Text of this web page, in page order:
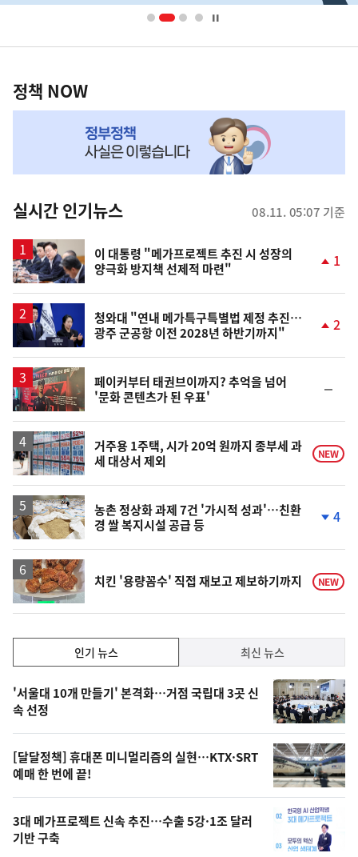
영
책
NOW,
뉴
스
정책 NOW
실시간 인기뉴스 08.11. 05:07 기준
이 대통령 "메가프로젝트 추진 시 성장의
양극화 방지책 선제적 마련"
1
청와대 "연내 메가특구특별법 제정 추진…
광주 군공항 이전 2028년 하반기까지"
2
페이커부터 태권브이까지? 추억을 넘어
'문화 콘텐츠가 된 우표'
일
거주용 1주택, 시가 20억 원까지 종부세 과
세 대상서 제외
NEW
농촌 정상화 과제 7건 '가시적 성과'…친환
경 쌀 복지시설 공급 등
락
4
치킨 '용량꼼수' 직접 재보고 제보하기까지 NEW
기,
최
신,
오
늘
의
영
상
인기 뉴스 최신 뉴스
기
뉴
스
'서울대 10개 만들기' 본격화…거점 국립대 3곳 신
속 선정
[달달정책] 휴대폰 미니멀리즘의 실현…KTX·SRT
예매 한 번에 끝!
3대 메가프로젝트 신속 추진…수출 5강·1조 달러
기반 구축